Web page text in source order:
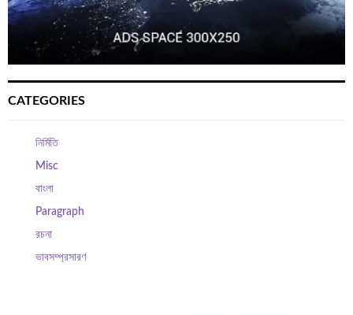
CATEGORIES
নির্মিতি
Misc
বাংলা
Paragraph
রচনা
ভাবসম্প্রসারণ